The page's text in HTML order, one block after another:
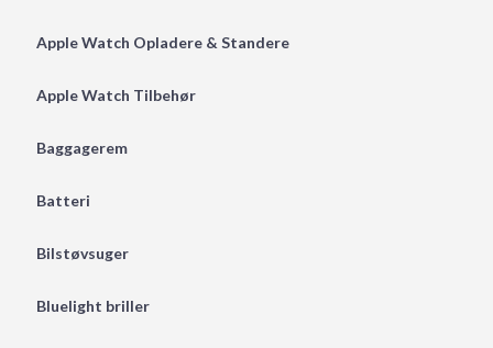
Apple Watch Opladere & Standere
Apple Watch Tilbehør
Baggagerem
Batteri
Bilstøvsuger
Bluelight briller